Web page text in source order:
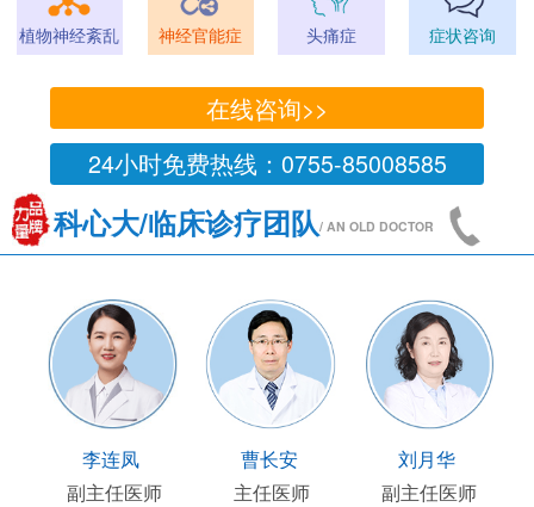
植物神经紊乱 神经官能症 头痛症 症状咨询
在线咨询>>
24小时免费热线：0755-85008585
科心大/临床诊疗团队/ AN OLD DOCTOR
顾连友
副主任医师
副主任医师
主任医师